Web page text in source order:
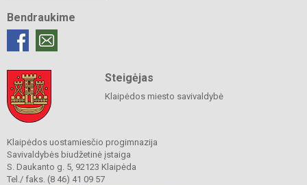
Bendraukime
Steigėjas
Klaipėdos miesto savivaldybė
Klaipėdos uostamiesčio progimnazija
Savivaldybės biudžetinė įstaiga
S. Daukanto g. 5, 92123 Klaipėda
Tel./ faks. (8 46) 41 09 57